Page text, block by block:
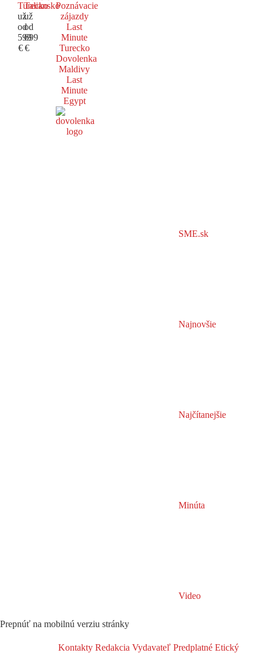
Turecko
už
od
599
€
Taliansko
už
od
699
€
Poznávacie
zájazdy
Last
Minute
Turecko
Dovolenka
Maldivy
Last
Minute
Egypt
SME.sk
Najnovšie
Najčítanejšie
Minúta
Video
Prepnúť na mobilnú verziu stránky
Kontakty Redakcia Vydavateľ Predplatné Etický